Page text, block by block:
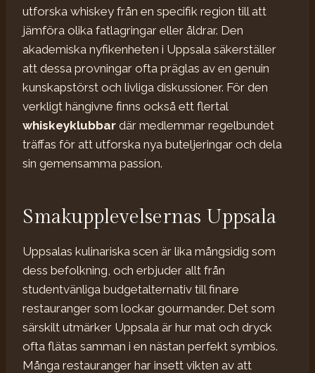
utforska whiskey från en specifik region till att
jämföra olika fatlagringar eller åldrar. Den
akademiska nyfikenheten i Uppsala säkerställer
att dessa provningar ofta präglas av en genuin
kunskapstörst och livliga diskussioner. För den
verkligt hängivne finns också ett flertal
whiskeyklubbar där medlemmar regelbundet
träffas för att utforska nya buteljeringar och dela
sin gemensamma passion.
Smakupplevelsernas Uppsala
Uppsalas kulinariska scen är lika mångsidig som
dess befolkning, och erbjuder allt från
studentvänliga budgetalternativ till finare
restauranger som lockar gourmander. Det som
särskilt utmärker Uppsala är hur mat och dryck
ofta flätas samman i en nästan perfekt symbios.
Många restauranger har insett vikten av att